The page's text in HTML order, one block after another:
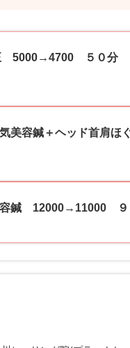
5000→4700 ５０分
美容鍼＋ヘッド首肩
鍼 12000→11000 ９